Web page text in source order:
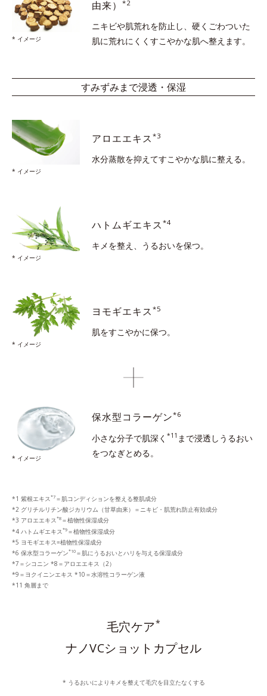
* イメージ
由来）*2
ニキビや肌荒れを防止し、硬くごわついた
肌に荒れにくくすこやかな肌へ整えます。
すみずみまで浸透・保湿
* イメージ
アロエエキス *3
水分蒸散を抑えてすこやかな肌に整える。
* イメージ
ハトムギエキス *4
キメを整え、うるおいを保つ。
* イメージ
ヨモギエキス *5
肌をすこやかに保つ。
* イメージ
保水型コラーゲン*6
小さな分子で肌深く*11 まで浸透し うるおい
をつなぎとめる。
*1 紫根エキス*7 ＝肌コンディションを整える整肌成分
*2 グリチルリチン酸ジカリウム（甘草由来）＝ニキビ・肌荒れ防止有効成分
*3 アロエエキス*8 ＝植物性保湿成分
*4 ハトムギエキス*9 ＝植物性保湿成分
*5 ヨモギエキス=植物性保湿成分
*6 保水型コラーゲン*10 ＝肌にうるおいとハリを与える保湿成分
*7＝シコニン *8＝アロエエキス（2）
*9＝ヨクイニンエキス *10＝水溶性コラーゲン液
*11 角層まで
毛穴ケア*
ナノVCショットカプセル
* うるおいによりキメを整えて毛穴を目立たなくする